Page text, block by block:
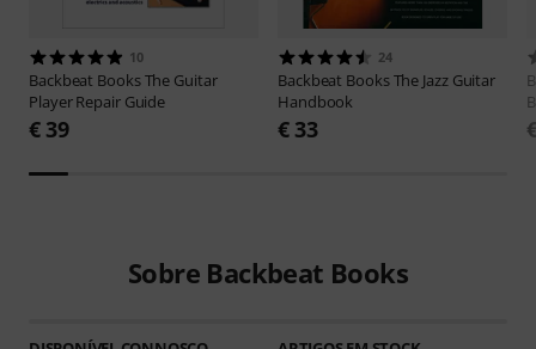
10
Backbeat BooksThe Guitar
Player Repair Guide
€ 39
24
Backbeat BooksThe Jazz Guitar
Handbook
€ 33
Sobre Backbeat Books